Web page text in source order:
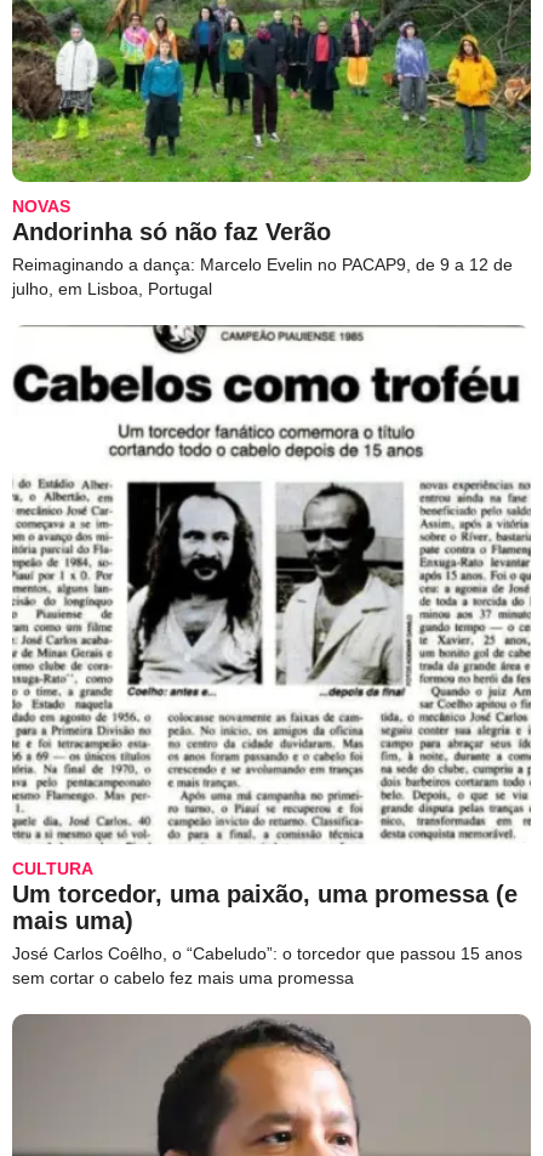
NOVAS
Andorinha só não faz Verão
Reimaginando a dança: Marcelo Evelin no PACAP9, de 9 a 12 de
julho, em Lisboa, Portugal
CULTURA
Um torcedor, uma paixão, uma promessa (e
mais uma)
José Carlos Coêlho, o “Cabeludo”: o torcedor que passou 15 anos
sem cortar o cabelo fez mais uma promessa